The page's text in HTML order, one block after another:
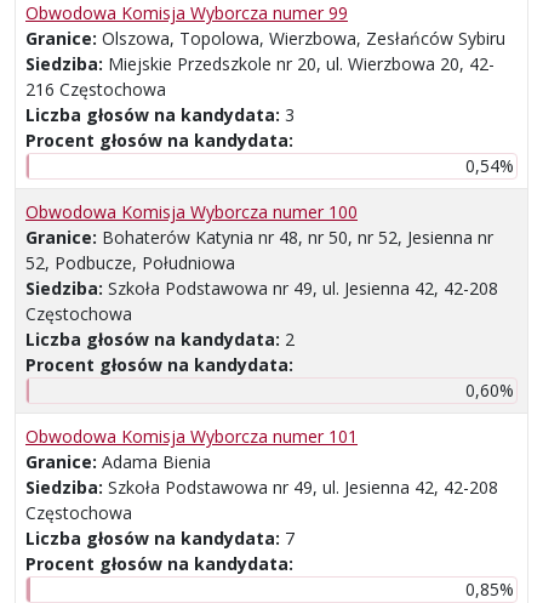
Obwodowa Komisja Wyborcza numer 99
Granice: Olszowa, Topolowa, Wierzbowa, Zesłańców Sybiru
Siedziba: Miejskie Przedszkole nr 20, ul. Wierzbowa 20, 42-
216 Częstochowa
Liczba głosów na kandydata: 3
Procent głosów na kandydata:
0,54%
Obwodowa Komisja Wyborcza numer 100
Granice: Bohaterów Katynia nr 48, nr 50, nr 52, Jesienna nr
52, Podbucze, Południowa
Siedziba: Szkoła Podstawowa nr 49, ul. Jesienna 42, 42-208
Częstochowa
Liczba głosów na kandydata: 2
Procent głosów na kandydata:
0,60%
Obwodowa Komisja Wyborcza numer 101
Granice: Adama Bienia
Siedziba: Szkoła Podstawowa nr 49, ul. Jesienna 42, 42-208
Częstochowa
Liczba głosów na kandydata: 7
Procent głosów na kandydata:
0,85%